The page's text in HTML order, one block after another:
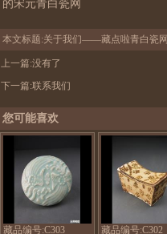
的宋元青白瓷网
本文标题:关于我们——藏点啦青白瓷网
上一篇:没有了
下一篇:联系我们
您可能喜欢
藏品编号:C303 藏品编号:C302